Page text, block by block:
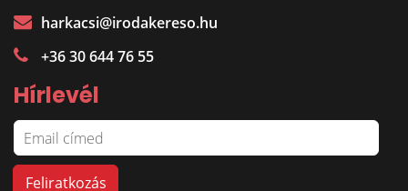
harkacsi@irodakereso.hu
+36 30 644 76 55
Hírlevél